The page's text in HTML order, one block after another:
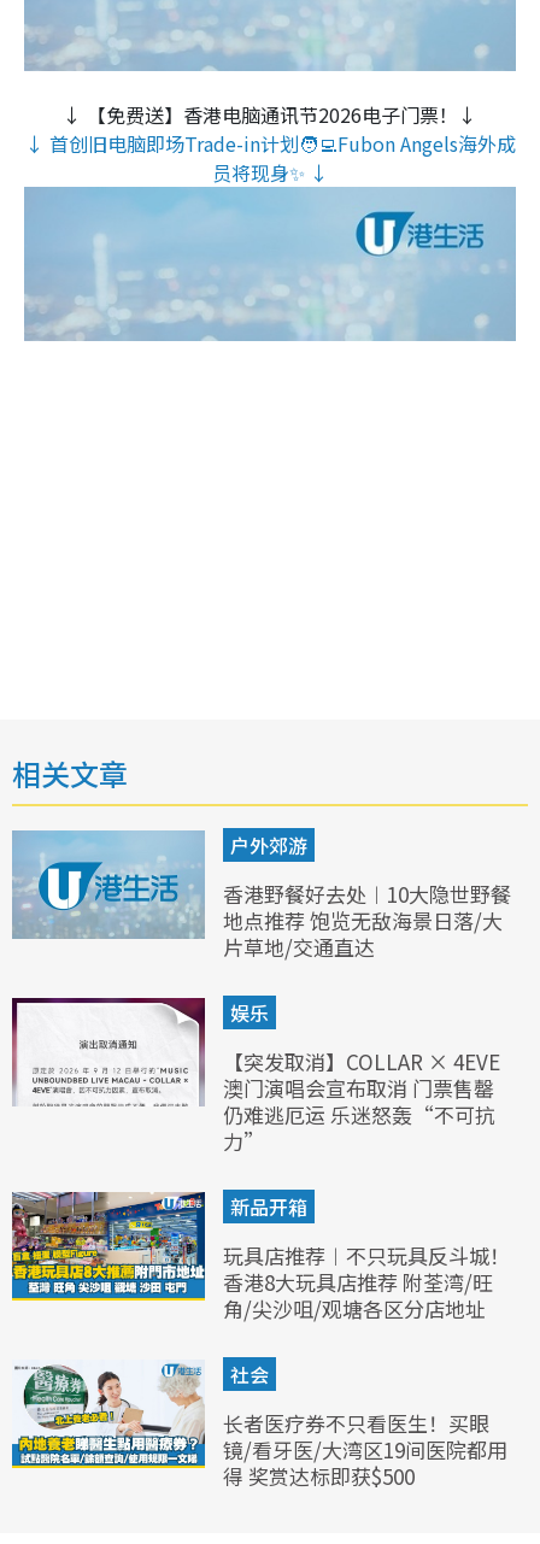
↓ 【免费送】香港电脑通讯节2026电子门票！↓
↓ 首创旧电脑即场Trade-in计划🧑‍💻Fubon Angels海外成
员将现身✨ ↓
相关文章
户外郊游
香港野餐好去处︱10大隐世野餐
地点推荐 饱览无敌海景日落/大
片草地/交通直达
娱乐
【突发取消】COLLAR × 4EVE
澳门演唱会宣布取消 门票售罄
仍难逃厄运 乐迷怒轰“不可抗
力”
新品开箱
玩具店推荐︱不只玩具反斗城！
香港8大玩具店推荐 附荃湾/旺
角/尖沙咀/观塘各区分店地址
社会
长者医疗券不只看医生！买眼
镜/看牙医/大湾区19间医院都用
得 奖赏达标即获$500